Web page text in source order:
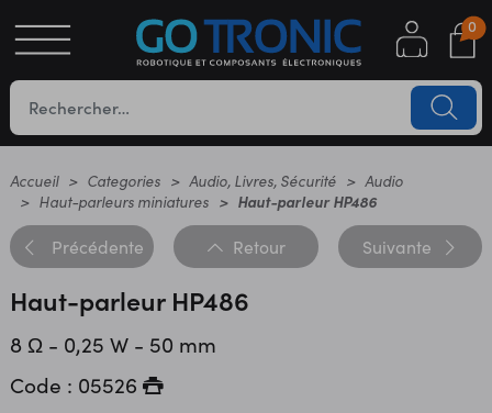
0
Accueil Categories Audio, Livres, Sécurité
Audio
Haut-parleurs miniatures
Haut-parleur HP486
Précédente Retour Suivante
Haut-parleur HP486
8 Ω - 0,25 W - 50 mm
Code : 05526